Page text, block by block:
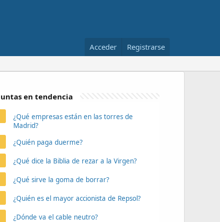
Acceder Registrarse
en tendencia
¿Qué empresas están en las torres de
Madrid?
¿Quién paga duerme?
¿Qué dice la Biblia de rezar a la Virgen?
¿Qué sirve la goma de borrar?
¿Quién es el mayor accionista de Repsol?
¿Dónde va el cable neutro?